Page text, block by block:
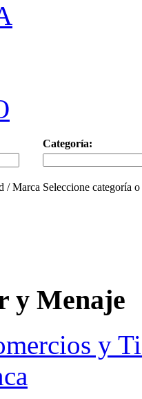
Categoría:
/ Marca Seleccione categoría
y Menaje
y